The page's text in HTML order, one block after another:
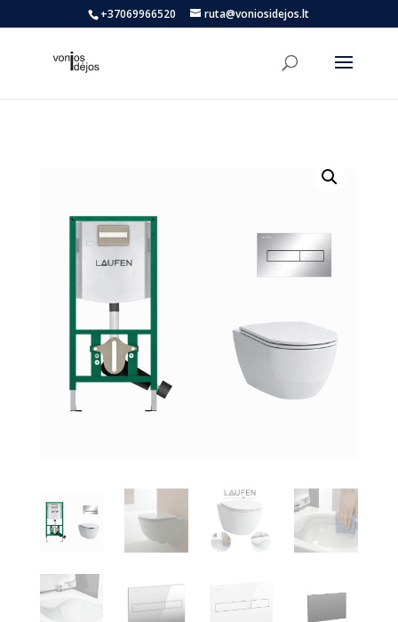
+37069966520 ruta@voniosidejos.lt